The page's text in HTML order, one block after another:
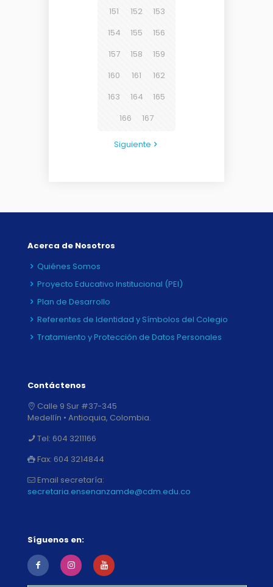
151
152
153
154
155
156
157
158
159
160
161
162
163
164
165
166
167
Siguiente
Acerca de Nosotros
Quiénes Somos
Proyecto Educativo Institucional (PEI)
Plan de Desarrollo
Referentes de Identidad y Símbolos del Colegio
Tratamiento y Protección de Datos Personales
Contáctenos
Calle 9 Sur #37-345
Medellín • Antioquia, Colombia.
Tel: 604 3211166
Fax: 604 3214844
Email secretaría:
secretaria.ensenanzamde@cdm.edu.co
Síguenos en: